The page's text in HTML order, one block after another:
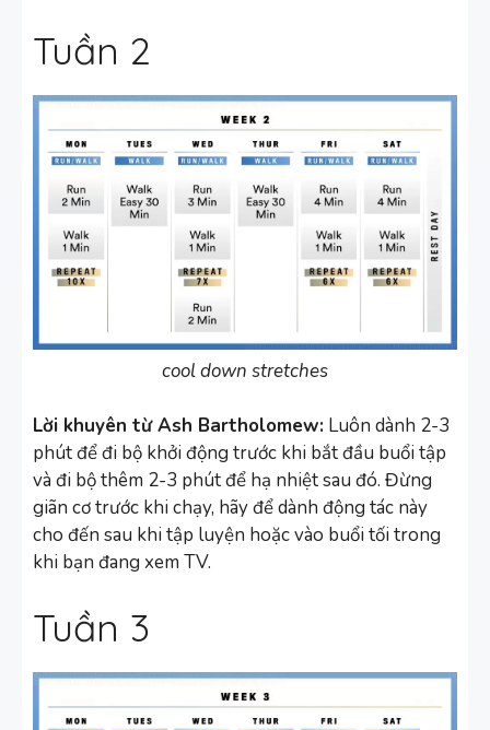
Tuần 2
cool down stretches
Lời khuyên từ Ash Bartholomew: Luôn dành 2-3
phút để đi bộ khởi động trước khi bắt đầu buổi tập
và đi bộ thêm 2-3 phút để hạ nhiệt sau đó. Đừng
giãn cơ trước khi chạy, hãy để dành động tác này
cho đến sau khi tập luyện hoặc vào buổi tối trong
khi bạn đang xem TV.
Tuần 3